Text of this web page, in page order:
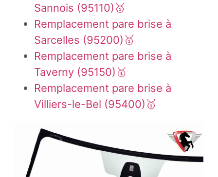
Sannois (95110)🥇
Remplacement pare brise à
Sarcelles (95200)🥇
Remplacement pare brise à
Taverny (95150)🥇
Remplacement pare brise à
Villiers-le-Bel (95400)🥇